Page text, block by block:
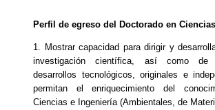
Perfil de egreso del Doctorado en
1. Mostrar capacidad para dirigir y
investigación científica, así como de
desarrollos tecnológicos, originales e
permitan el enriquecimiento del
Ciencias e Ingeniería (Ambientales, de